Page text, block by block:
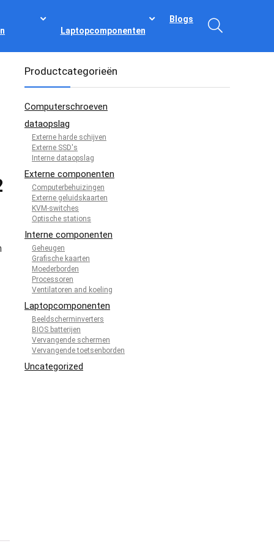
Laptopcomponenten
Blogs
Productcategorieën
Computerschroeven
dataopslag
Externe harde schijven
Externe SSD's
Interne dataopslag
Externe componenten
Computerbehuizingen
Externe geluidskaarten
KVM-switches
Optische stations
Interne componenten
Geheugen
Grafische kaarten
Moederborden
Processoren
Ventilatoren and koeling
Laptopcomponenten
Beeldscherminverters
BIOS batterijen
Vervangende schermen
Vervangende toetsenborden
Uncategorized